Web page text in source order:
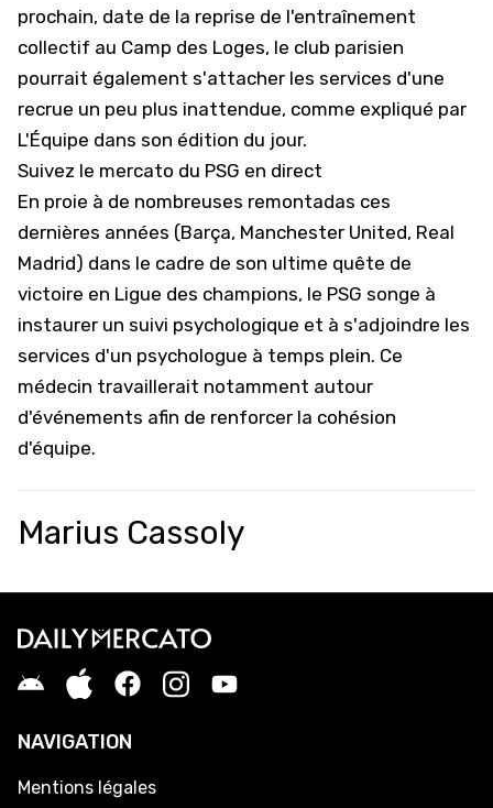
prochain, date de la reprise de l'entraînement
collectif au Camp des Loges, le club parisien
pourrait également s'attacher les services d'une
recrue un peu plus inattendue, comme expliqué par
L'Équipe dans son édition du jour.
Suivez le mercato du PSG en direct
En proie à de nombreuses remontadas ces
dernières années (Barça, Manchester United, Real
Madrid) dans le cadre de son ultime quête de
victoire en Ligue des champions, le PSG songe à
instaurer un suivi psychologique et à s'adjoindre les
services d'un psychologue à temps plein. Ce
médecin travaillerait notamment autour
d'événements afin de renforcer la cohésion
d'équipe.
Marius Cassoly
NAVIGATION
Mentions légales